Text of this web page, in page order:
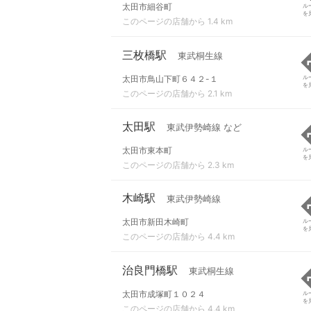
太田市細谷町
このページの店舗から 1.4 km
ル
を
三枚橋駅 東武桐生線
太田市鳥山下町６４２-１
このページの店舗から 2.1 km
ル
を
太田駅 東武伊勢崎線 など
太田市東本町
このページの店舗から 2.3 km
ル
を
木崎駅 東武伊勢崎線
太田市新田木崎町
このページの店舗から 4.4 km
ル
を
治良門橋駅 東武桐生線
太田市成塚町１０２４
このページの店舗から 4.4 km
ル
を